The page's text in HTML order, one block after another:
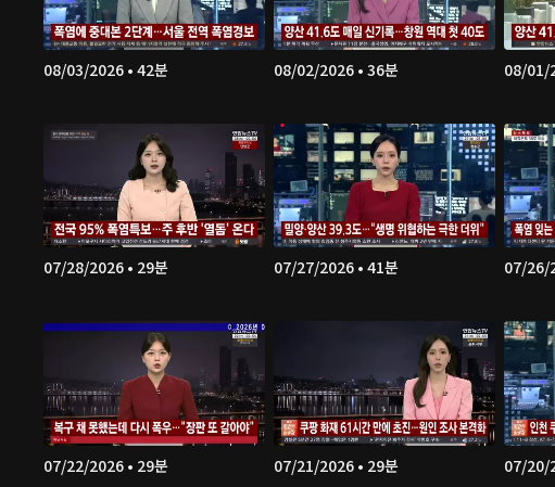
08/03/2026 • 42분 08/02/2026 • 36분 08/01/
07/28/2026 • 29분 07/27/2026 • 41분 07/26/
07/22/2026 • 29분 07/21/2026 • 29분 07/20/